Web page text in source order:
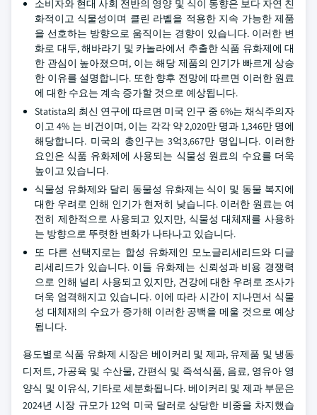
소비자와 현대 사회 전반의 영양 및 식이 동향은 보다 자연 친
화적이고 식물성이며 클린 라벨을 적용한 지속 가능한 제품
을 선호하는 방향으로 움직이는 경향이 있습니다. 이러한 변
화로 대두, 해바라기 및 카놀라에서 추출한 식품 유화제에 대
한 관심이 높아졌으며, 이는 해당 제품의 인기가 빠르게 상승
한 이유를 설명합니다. 또한 향후 전망에 따르면 이러한 원료
에 대한 수요는 계속 증가할 것으로 예상됩니다.
Statista의 최신 연구에 따르면 미국 인구 중 6%는 채식주의자
이고 4% 는 비건이며, 이는 각각 약 2,020만 명과 1,346만 명에
해당합니다. 미국의 총인구는 3억3,667만 명입니다. 이러한
요인은 식품 유화제에 사용되는 식물성 원료의 수요를 더욱
높이고 있습니다.
식물성 유화제와 달리 동물성 유화제는 식이 및 동물 복지에
대한 우려로 인해 인기가 현저히 낮습니다. 이러한 원료는 여
전히 제한적으로 사용되고 있지만, 식물성 대체재를 사용하
는 방향으로 뚜렷한 변화가 나타나고 있습니다.
또 다른 선택지로는 합성 유화제인 모노글리세리드와 디글
리세리드가 있습니다. 이들 유화제는 신뢰성과 비용 경쟁력
으로 인해 널리 사용되고 있지만, 건강에 대한 우려로 조사가
더욱 엄격해지고 있습니다. 이에 따라 시간이 지나면서 식물
성 대체재의 수요가 증가해 이러한 공백을 메울 것으로 예상
됩니다.
용도별로 식품 유화제 시장은 베이커리 및 제과, 유제품 및 냉동
디저트, 가공육 및 수산물, 간편식 및 즉석식품, 음료, 영유아 영
양식 및 이유식, 기타로 세분화됩니다. 베이커리 및 제과 부문은
2024년 시장 규모가 12억 미국 달러로 상당한 비중을 차지했습